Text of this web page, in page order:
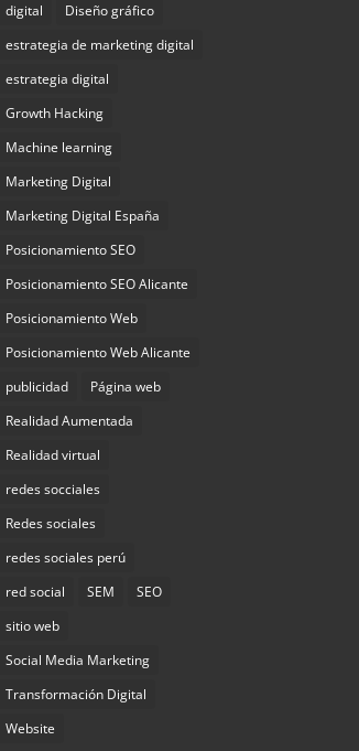
digital
Diseño gráfico
estrategia de marketing digital
estrategia digital
Growth Hacking
Machine learning
Marketing Digital
Marketing Digital España
Posicionamiento SEO
Posicionamiento SEO Alicante
Posicionamiento Web
Posicionamiento Web Alicante
publicidad
Página web
Realidad Aumentada
Realidad virtual
redes socciales
Redes sociales
redes sociales perú
red social
SEM
SEO
sitio web
Social Media Marketing
Transformación Digital
Website